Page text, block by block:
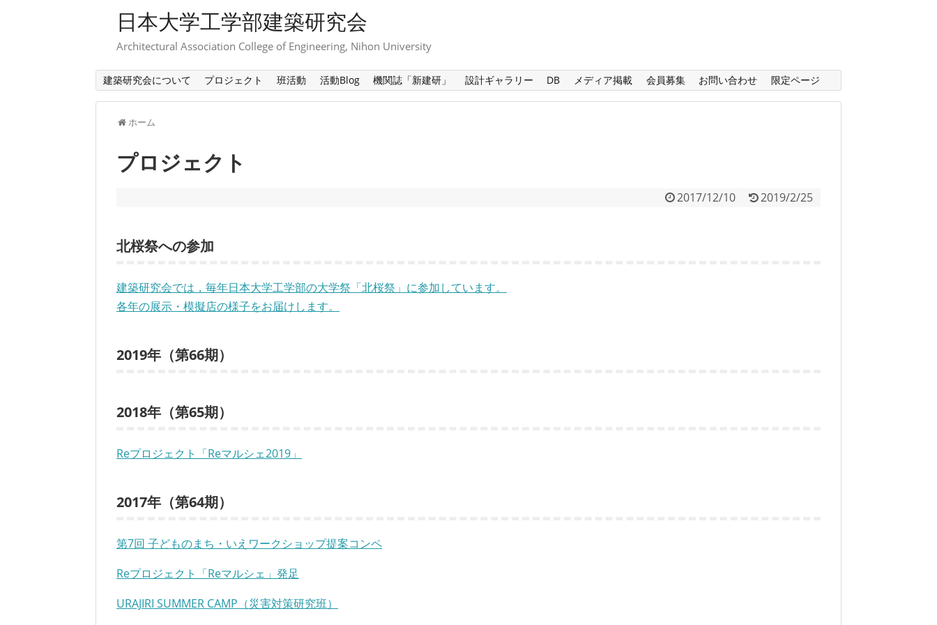
日本大学工学部建築研究会
Architectural Association College of Engineering, Nihon University
建築研究会について プロジェクト 班活動 活動Blog 機関誌「新建研」 設計ギャラリー DB メディア掲載 会員募集 お問い合わせ 限定ページ
ホーム
プロジェクト
2017/12/10 2019/2/25
北桜祭への参加
建築研究会では，毎年日本大学工学部の大学祭「北桜祭」に参加しています。
各年の展示・模擬店の様子をお届けします。
2019年（第66期）
2018年（第65期）
Reプロジェクト「Reマルシェ2019」
2017年（第64期）
第7回 子どものまち・いえワークショップ提案コンペ
Reプロジェクト「Reマルシェ」発足
URAJIRI SUMMER CAMP（災害対策研究班）